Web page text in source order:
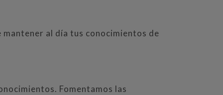
al día tus conocimientos de
Fomentamos las